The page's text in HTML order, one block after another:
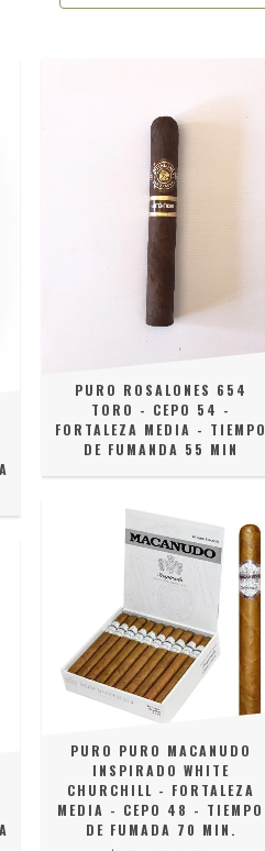
PURO ROSALONES 654
TORO - CEPO 54 -
FORTALEZA MEDIA - TIEMPO
DE FUMANDA 55 MIN
PURO PURO MACANUDO
INSPIRADO WHITE
CHURCHILL - FORTALEZA
MEDIA - CEPO 48 - TIEMPO
DE FUMADA 70 MIN.